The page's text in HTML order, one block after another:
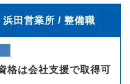
田営業所 / 整備職
格は会社支援で取得可